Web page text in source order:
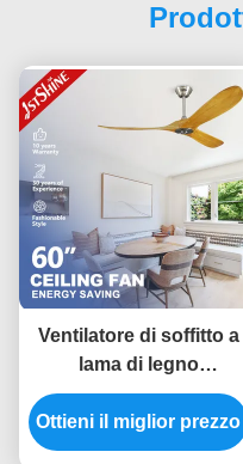
Ventilatore di soffitto a
lama di legno
decorativo per hotel
con telecomando a
motore a corrente
Ottieni il miglior prezzo